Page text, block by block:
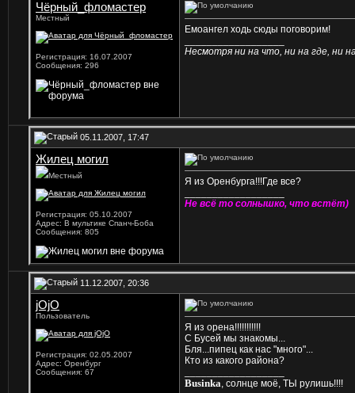
Чёрный_фломастер
Местный
Регистрация: 16.07.2007
Сообщения: 296
Емоангел ходь сюды поговорим!
Несмотря ни на что, ни на где, ни
05.11.2007, 17:47
Жилец могил
Местный
Регистрация: 05.10.2007
Адрес: В мультике Спанч-Боба
Сообщения: 805
Я из Оренбурга!!!Где все?
Не всё то солнышко, что встёт)
11.12.2007, 20:36
jOjO
Пользователь
Регистрация: 02.05.2007
Адрес: Оренбург
Сообщения: 67
Я из орена!!!!!!!!!!!
С Бусей мы знакомы...
Бля...пипец как нас "много"...
Кто из какого района?
Businka, солнце моё, ТЫ рулишь!!!!